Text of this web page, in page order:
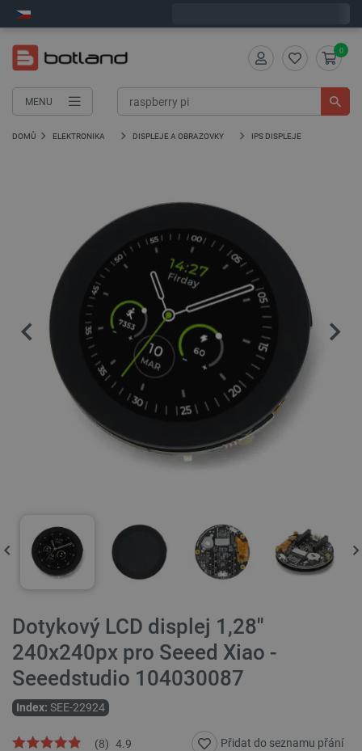
MENU
0
DOMŮ ELEKTRONIKA DISPLEJE A OBRAZOVKY IPS DISPLEJE
Dotykový LCD displej 1,28''
240x240px pro Seeed Xiao -
Seeedstudio 104030087
Index: SEE-22924
4.9
(8) Přidat do seznamu přání